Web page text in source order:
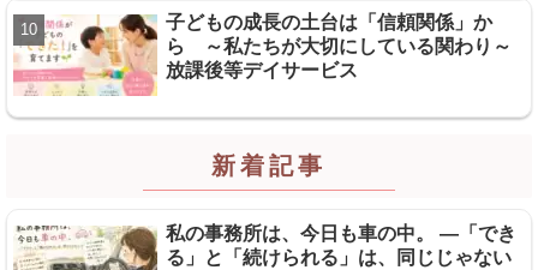
子どもの成長の土台は「信頼関係」か
ら ～私たちが大切にしている関わり～
放課後等デイサービス
新着記事
私の事務所は、今日も車の中。 ―「でき
る」と「続けられる」は、同じじゃない